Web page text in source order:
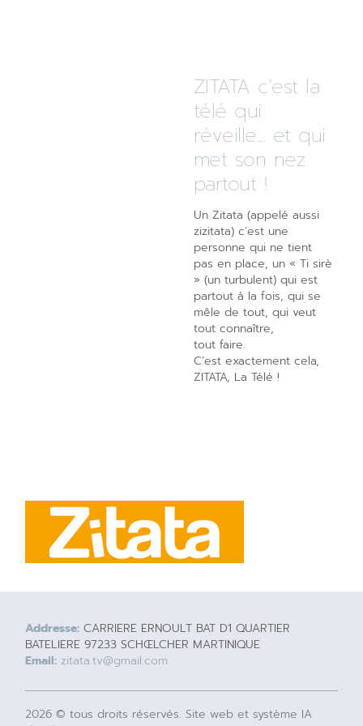
ZITATA c’est la
télé qui
réveille... et qui
met son nez
partout !
Un Zitata (appelé aussi
zizitata) c’est une
personne qui ne tient
pas en place, un « Ti sirè
» (un turbulent) qui est
partout à la fois, qui se
mêle de tout, qui veut
tout connaître,
tout faire.
C’est exactement cela,
ZITATA, La Télé !
Addresse: CARRIERE ERNOULT BAT D1 QUARTIER
BATELIERE 97233 SCHŒLCHER MARTINIQUE
Email: zitata.tv@gmail.com
2026 © tous droits réservés. Site web et système IA